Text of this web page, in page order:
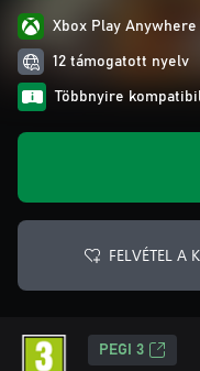
Xbox Play Anywhere
12 támogatott nyelv
Többnyire
FELVÉTEL A
PEGI 3